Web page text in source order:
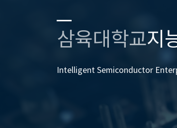
삼육대학교지
Intelligent Semiconductor